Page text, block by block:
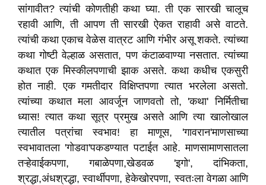
सांगावीत? त्यांची कोणतीही कथा घ्या. ती एक सारखी चालूच
रहावी आणि, ती आपण ती सारखी ऐकत राहावी असे वाटते.
त्यांची कथा एकाच वेळेस वात्रट आणि गंभीर असू शकते. त्यांच्या
कथा गोष्टी वेल्हाळ असतात, पण कंटाळवाण्या नसतात. त्यांच्या
कथात एक मिस्कीलपणाची झाक असते. कथा कधीच एकसुरी
होत नाही. एक गमतीदार विक्षिप्तपणा त्यात भरलेला असतो.
त्यांच्या कथात मला आवर्जून जाणवतो तो, 'कथा' निर्मितीचा
ध्यास! त्यात कथा सूत्र प्रमुख असते आणि त्या खालोखाल
त्यातील पत्रांचा स्वभाव! हा माणूस, 'गावरान'माणसाच्या
स्वभावातला 'गोडवा'पकडण्यात पटाईत आहे. माणसामाणसातला
तऱ्हेवाईकपणा, गबाळेपणा,खेडवळ 'इगो', दांभिकता,
श्रद्धा,अंधश्रद्धा, स्वार्थीपणा, हेकेखोरपणा, स्वतःला वेगळा आणि